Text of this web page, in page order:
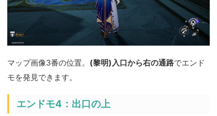
マップ画像3番の位置。 (黎明)入口から右の通路でエンド
モを発見できます。
エンドモ4：出口の上